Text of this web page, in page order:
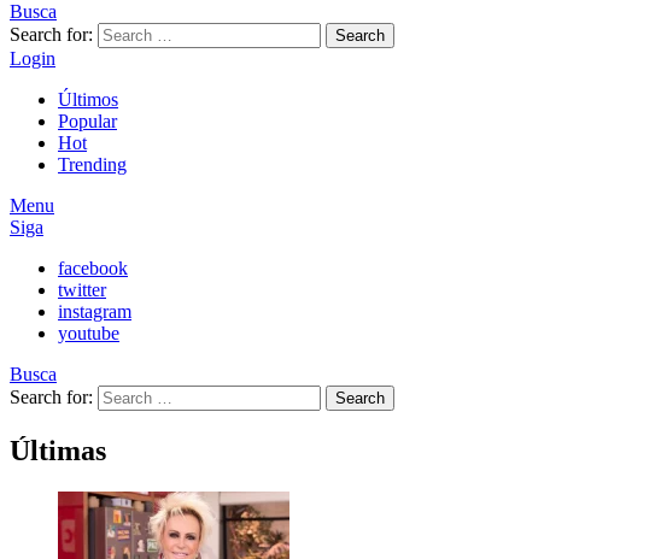
Busca
Search for:
Search
Login
Últimos
Popular
Hot
Trending
Menu
Siga
facebook
twitter
instagram
youtube
Busca
Search for:
Search
Últimas